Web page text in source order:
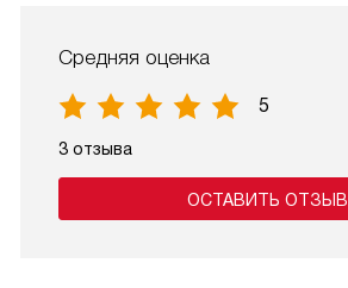
Средняя оценка
5
3 отзыва
ОСТАВИТЬ ОТЗЫВ